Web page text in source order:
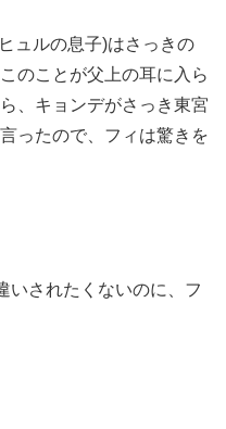
ュルの息子)はさっきの
のことが父上の耳に入ら
、キョンデがさっき東宮
ったので、フィは驚きを
いされたくないのに、フ